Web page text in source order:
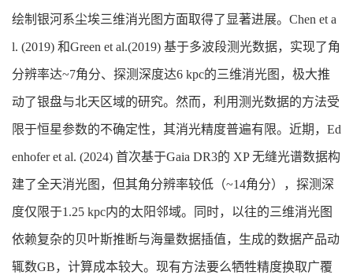
绘制银河系尘埃三维消光图方面取得了显著进展。Chen et a
l. (2019) 和Green et al.(2019) 基于多波段测光数据，实现了角
分辨率达~7角分、探测深度达6 kpc的三维消光图，极大推
动了银盘与北天区域的研究。然而，利用测光数据的方法受
限于恒星参数的不确定性，其消光精度普遍有限。近期，Ed
enhofer et al. (2024) 首次基于Gaia DR3的 XP 无缝光谱数据构
建了全天消光图，但其角分辨率较低（~14角分），探测深
度仅限于1.25 kpc内的太阳邻域。同时，以往的三维消光图
依赖复杂的贝叶斯推断与海量数据插值，生成的数据产品动
辄数GB，计算成本较大。现有方法要么牺牲精度换取广覆